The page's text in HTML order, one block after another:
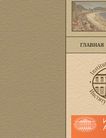
ГЛАВНАЯ